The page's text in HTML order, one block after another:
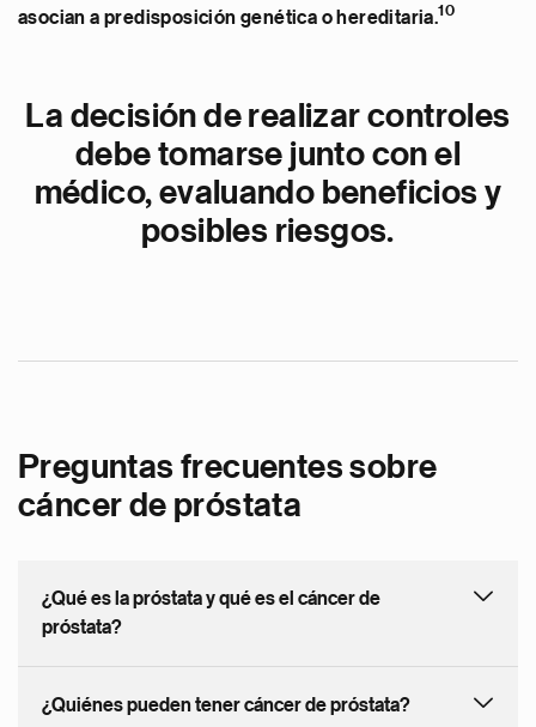
asocian a predisposición genética o hereditaria.10
La decisión de realizar controles
debe tomarse junto con el
médico, evaluando beneficios y
posibles riesgos.
Preguntas frecuentes sobre
cáncer de próstata
¿Qué es la próstata y qué es el cáncer de
próstata?
¿Quiénes pueden tener cáncer de próstata?